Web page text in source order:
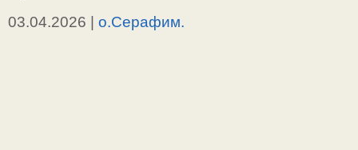
03.04.2026 | о.Серафим.